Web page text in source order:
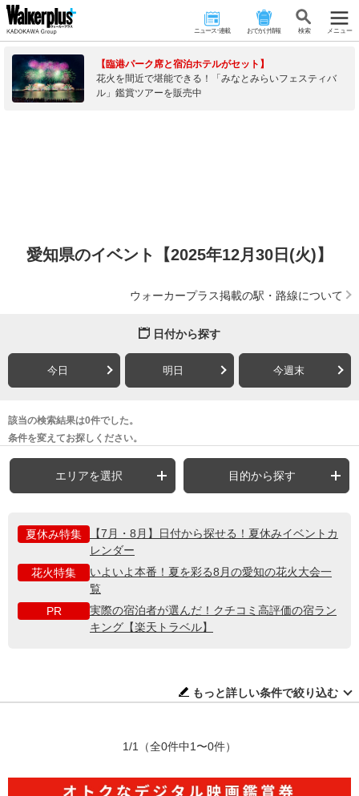
ニュース･連載 おでかけ情報 検 索 メニュー
【臨港パーク席と宿泊ホテルがセット】
花火を間近で堪能できる！「みなとみらいフェスティバ
ル」鑑賞ツアーを販売中
愛知県のイベント【2025年12月30日(火)】
ウォーカープラス掲載の駅・路線について
日付から探す
今日 明日 今週末
該当の検索結果は0件でした。
条件を変えてお探しください。
エリアを選択 目的から探す
夏休み特集
【7月・8月】日付から探せる！夏休みイベントカ
レンダー
花火特集
いよいよ本番！夏を彩る8月の愛知の花火大会一
覧
PR
実際の宿泊者が選んだ！クチコミ高評価の宿ラン
キング【楽天トラベル】
もっと詳しい条件で絞り込む
1/1 （全0件中1〜0件）